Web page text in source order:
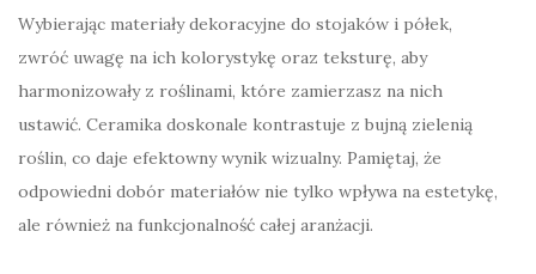
Wybierając materiały dekoracyjne do stojaków i półek,
zwróć uwagę na ich kolorystykę oraz teksturę, aby
harmonizowały z roślinami, które zamierzasz na nich
ustawić. Ceramika doskonale kontrastuje z bujną zielenią
roślin, co daje efektowny wynik wizualny. Pamiętaj, że
odpowiedni dobór materiałów nie tylko wpływa na estetykę,
ale również na funkcjonalność całej aranżacji.